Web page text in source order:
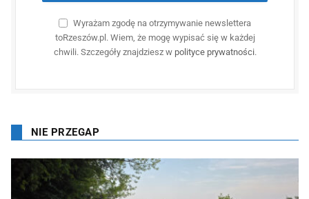
Wyrażam zgodę na otrzymywanie newslettera
toRzeszów.pl. Wiem, że mogę wypisać się w każdej
chwili. Szczegóły znajdziesz w polityce prywatności.
NIE PRZEGAP